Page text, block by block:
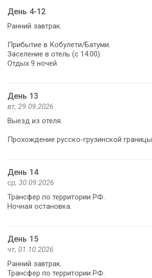
День 4-12
Ранний завтрак.
Прибытие в Кобулети/Батуми.
Заселение в отель (с 14.00).
Отдых 9 ночей.
День 13
вт, 29.09.2026
Выезд из отеля.
Прохождение русско-грузинской границы.
День 14
ср, 30.09.2026
Трансфер по территории РФ.
Ночная остановка.
День 15
чт, 01.10.2026
Ранний завтрак.
Трансфер по территории РФ.